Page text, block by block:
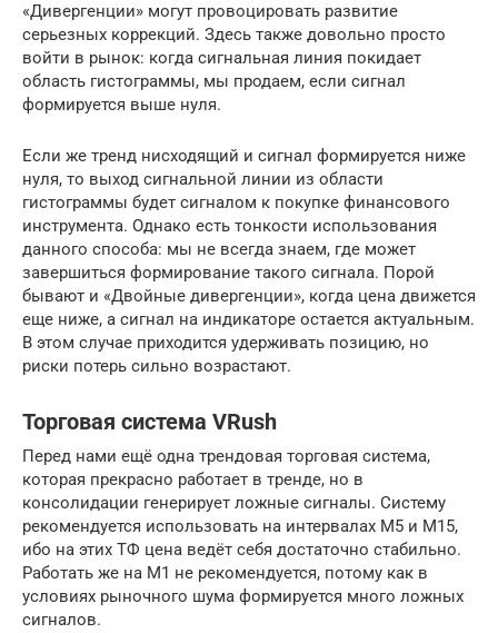
«Дивергенции» могут провоцировать развитие
серьезных коррекций. Здесь также довольно просто
войти в рынок: когда сигнальная линия покидает
область гистограммы, мы продаем, если сигнал
формируется выше нуля.
Если же тренд нисходящий и сигнал формируется ниже
нуля, то выход сигнальной линии из области
гистограммы будет сигналом к покупке финансового
инструмента. Однако есть тонкости использования
данного способа: мы не всегда знаем, где может
завершиться формирование такого сигнала. Порой
бывают и «Двойные дивергенции», когда цена движется
еще ниже, а сигнал на индикаторе остается актуальным.
В этом случае приходится удерживать позицию, но
риски потерь сильно возрастают.
Торговая система VRush
Перед нами ещё одна трендовая торговая система,
которая прекрасно работает в тренде, но в
консолидации генерирует ложные сигналы. Систему
рекомендуется использовать на интервалах М5 и М15,
ибо на этих ТФ цена ведёт себя достаточно стабильно.
Работать же на М1 не рекомендуется, потому как в
условиях рыночного шума формируется много ложных
сигналов.